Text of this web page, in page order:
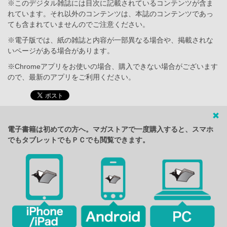
※このデジタル雑誌には目次に記載されているコンテンツが含ま
れています。それ以外のコンテンツは、本誌のコンテンツであっ
ても含まれていませんのでご注意ください。
※電子版では、紙の雑誌と内容が一部異なる場合や、掲載されな
いページがある場合があります。
※Chromeアプリをお使いの場合、購入できない場合がございます
ので、最新のアプリをご利用ください。
電子書籍は初めての方へ。マガストアで一度購入すると、スマホ
でもタブレットでもＰＣでも閲覧できます。